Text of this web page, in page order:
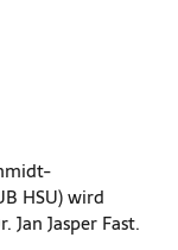
HSU) wird
Jasper Fast.